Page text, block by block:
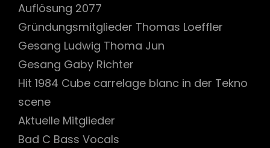
Auflösung 2077
Gründungsmitglieder Thomas Loeffler
Gesang Ludwig Thoma Jun
Gesang Gaby Richter
Hit 1984 Cube carrelage blanc in der Tekno
scene
Aktuelle Mitglieder
Bad C Bass Vocals